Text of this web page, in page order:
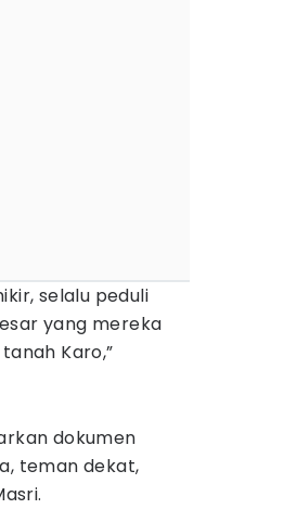
selalu peduli
yang mereka
Karo,”
dokumen
teman dekat,